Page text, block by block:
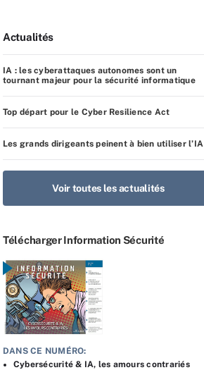
Actualités
IA : les cyberattaques autonomes sont un
tournant majeur pour la sécurité informatique
Top départ pour le Cyber Resilience Act
Les grands dirigeants peinent à bien utiliser l’IA
Voir toutes les actualités
Télécharger Information Sécurité
DANS CE NUMÉRO:
Cybersécurité & IA, les amours contrariés